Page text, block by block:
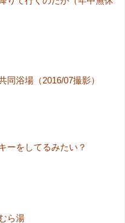
同浴場（2016/07撮影）
ーをしてるみたい？
ら湯